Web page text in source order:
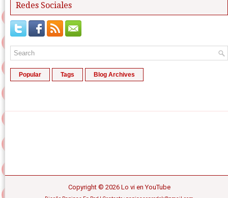
Redes Sociales
Popular Tags Blog Archives
Copyright © 2026 Lo vi en YouTube